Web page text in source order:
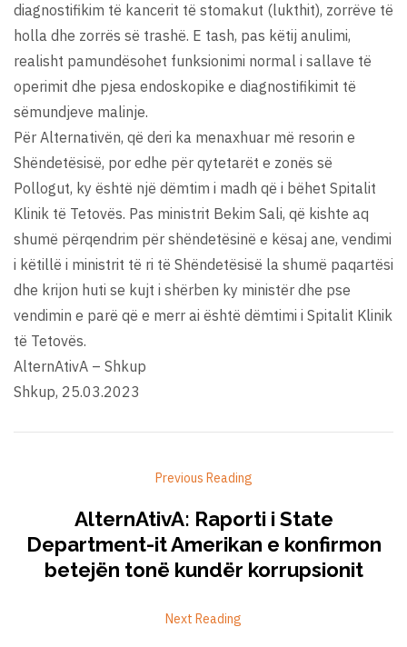
diagnostifikim të kancerit të stomakut (lukthit), zorrëve të
holla dhe zorrës së trashë. E tash, pas këtij anulimi,
realisht pamundësohet funksionimi normal i sallave të
operimit dhe pjesa endoskopike e diagnostifikimit të
sëmundjeve malinje.
Për Alternativën, që deri ka menaxhuar më resorin e
Shëndetësisë, por edhe për qytetarët e zonës së
Pollogut, ky është një dëmtim i madh që i bëhet Spitalit
Klinik të Tetovës. Pas ministrit Bekim Sali, që kishte aq
shumë përqendrim për shëndetësinë e kësaj ane, vendimi
i këtillë i ministrit të ri të Shëndetësisë la shumë paqartësi
dhe krijon huti se kujt i shërben ky ministër dhe pse
vendimin e parë që e merr ai është dëmtimi i Spitalit Klinik
të Tetovës.
AlternAtivA – Shkup
Shkup, 25.03.2023
Previous Reading
AlternAtivA: Raporti i State
Department-it Amerikan e konfirmon
betejën tonë kundër korrupsionit
Next Reading